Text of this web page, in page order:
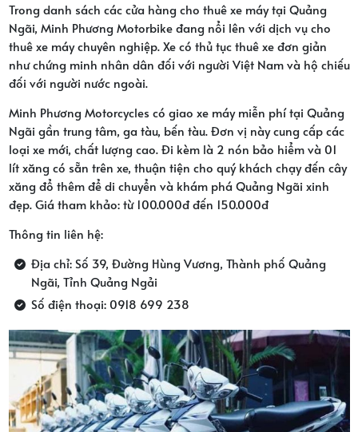
Trong danh sách các cửa hàng cho thuê xe máy tại Quảng
Ngãi, Minh Phương Motorbike đang nổi lên với dịch vụ cho
thuê xe máy chuyên nghiệp. Xe có thủ tục thuê xe đơn giản
như chứng minh nhân dân đối với người Việt Nam và hộ chiếu
đối với người nước ngoài.
Minh Phương Motorcycles có giao xe máy miễn phí tại Quảng
Ngãi gần trung tâm, ga tàu, bến tàu. Đơn vị này cung cấp các
loại xe mới, chất lượng cao. Đi kèm là 2 nón bảo hiểm và 01
lít xăng có sẵn trên xe, thuận tiện cho quý khách chạy đến cây
xăng đổ thêm để di chuyển và khám phá Quảng Ngãi xinh
đẹp. Giá tham khảo: từ 100.000đ đến 150.000đ
Thông tin liên hệ:
Địa chỉ: Số 39, Đường Hùng Vương, Thành phố Quảng
Ngãi, Tỉnh Quảng Ngải
Số điện thoại: 0918 699 238